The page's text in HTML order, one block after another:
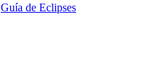
Guía de Eclipses